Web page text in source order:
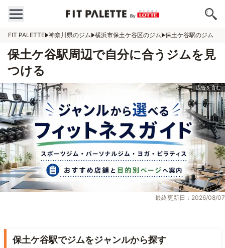
FIT PALETTE 神奈川県のジム 横浜市保土ケ谷区のジム 保土ケ谷駅のジム
保土ケ谷駅周辺で自分に合うジムを見
つける
最終更新日：2026/08/07
保土ケ谷駅でジムをジャンルから探す